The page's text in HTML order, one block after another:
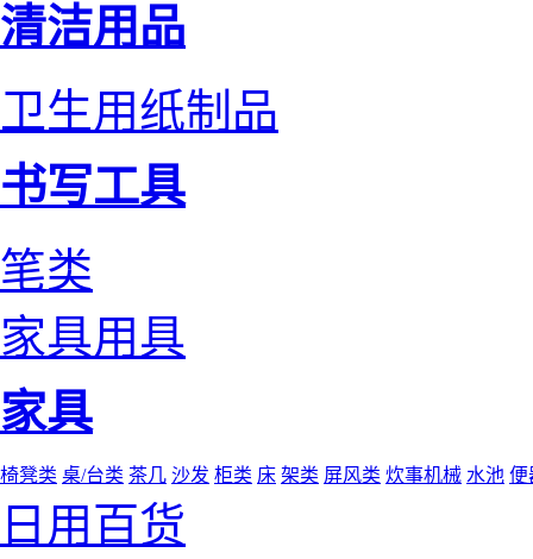
清洁用品
卫生用纸制品
书写工具
笔类
家具用具
家具
椅凳类 桌/台类 茶几 沙发 柜类 床 架类 屏风类 炊事机械 水池 便
日用百货